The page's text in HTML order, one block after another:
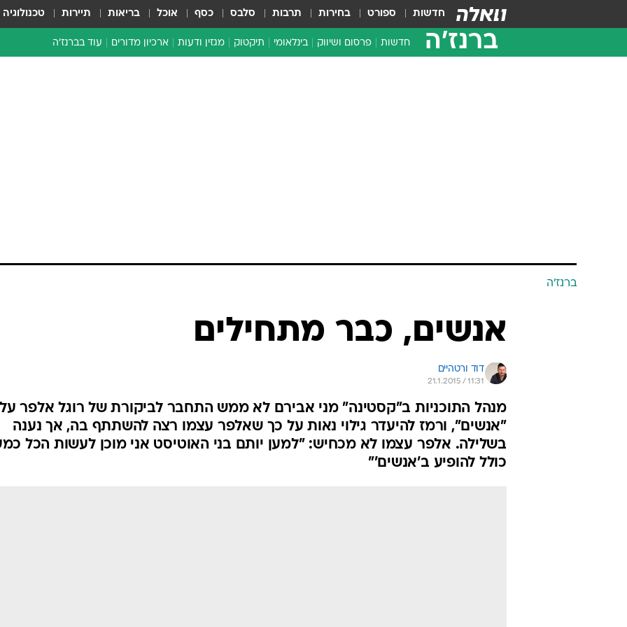
חדשות ספורט בחירות תרבות סלבס כסף אוכל בריאות תיירות טכנולוגיה
ברנז'ה חדשות פרסום ושיווק בינלאומי תיקטוק מגזין ודעות ארכיון מדורים עוד בברנז'ה
ברנז'ה
אנשים, כבר מתחילים
דוד ורטהיים
21.1.2015 / 11:31
מנהל התוכניות ב"קסטינה" מני אבירם לא ממש התחבר לביקורת של רוגל אלפר על
"אנשים", ורמז להיעדר גילוי נאות על כך שאלפר עצמו רצה להשתתף בה, אך נענה
בשלילה. אלפר עצמו לא מכחיש: "למען יותם בני האוטיסט אני מוכן לעשות הכל
כולל להופיע ב'אנשים'"